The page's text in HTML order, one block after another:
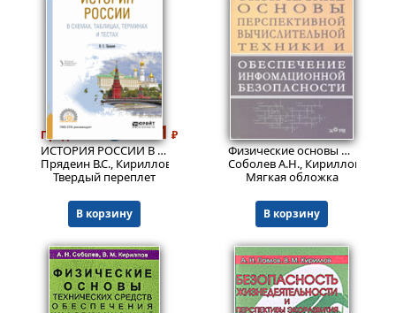
Пред.заказ! 1431 ₽
ИСТОРИЯ РОССИИ В СХЕМАХ, ТАБЛИЦАХ, ТЕРМИНАХ И ТЕСТАХ. Учебное пособие для СПО
Прядеин В.С., Кириллов В.М.
Твердый переплет
В корзину
429₽
Физические основы перспективной вычислительной техники и обеспечение информационной безопасности
Соболев А.Н., Кириллов В.М.,
Мягкая обложка
В корзину